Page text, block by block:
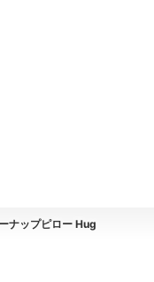
ナップピロー Hug